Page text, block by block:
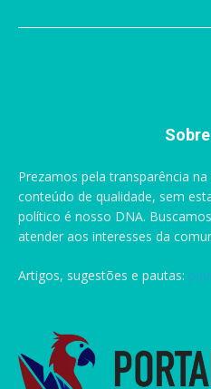
Prezamos pela transparência
conteúdo de qualidade, sem
político é nosso DNA.
atender aos interesses da
Artigos, sugestões e pautas: